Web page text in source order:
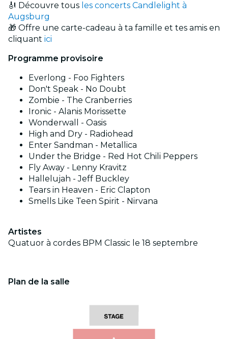
🎻 Découvre tous les concerts Candlelight à
Augsburg
🎁 Offre une carte-cadeau à ta famille et tes amis en
cliquant ici
Programme provisoire
Everlong - Foo Fighters
Don't Speak - No Doubt
Zombie - The Cranberries
Ironic - Alanis Morissette
Wonderwall - Oasis
High and Dry - Radiohead
Enter Sandman - Metallica
Under the Bridge - Red Hot Chili Peppers
Fly Away - Lenny Kravitz
Hallelujah - Jeff Buckley
Tears in Heaven - Eric Clapton
Smells Like Teen Spirit - Nirvana
Artistes
Quatuor à cordes BPM Classic le 18 septembre
Plan de la salle